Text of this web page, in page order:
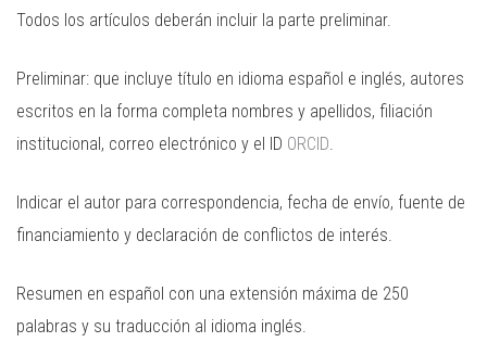
Todos los artículos deberán incluir la parte preliminar.
Preliminar: que incluye título en idioma español e inglés, autores
escritos en la forma completa nombres y apellidos, filiación
institucional, correo electrónico y el ID ORCID.
Indicar el autor para correspondencia, fecha de envío, fuente de
financiamiento y declaración de conflictos de interés.
Resumen en español con una extensión máxima de 250
palabras y su traducción al idioma inglés.